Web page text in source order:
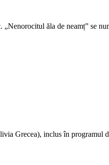
„Nenorocitul ăla de neamț” se
Grecea), inclus în